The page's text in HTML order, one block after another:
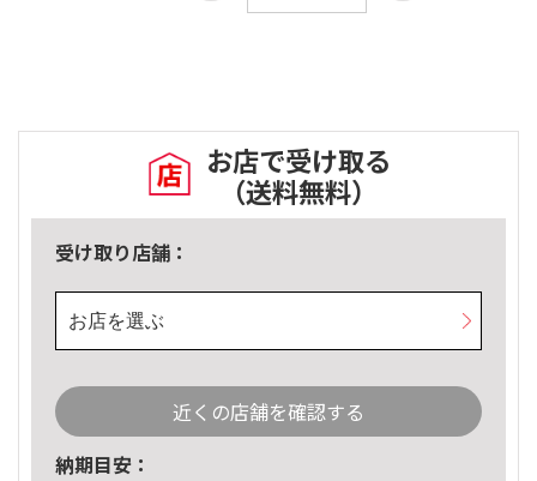
お店で受け取る
（送料無料）
受け取り店舗：
お店を選ぶ
近くの店舗を確認する
納期目安：